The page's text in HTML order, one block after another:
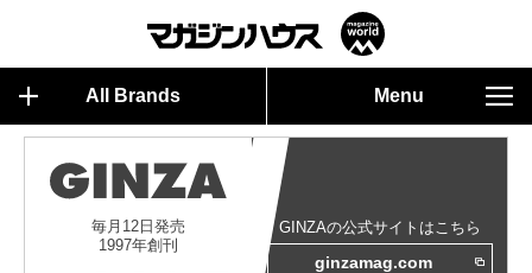
All Brands Menu
毎月12日発売
1997年創刊
GINZAの公式サイトはこちら
ginzamag.com